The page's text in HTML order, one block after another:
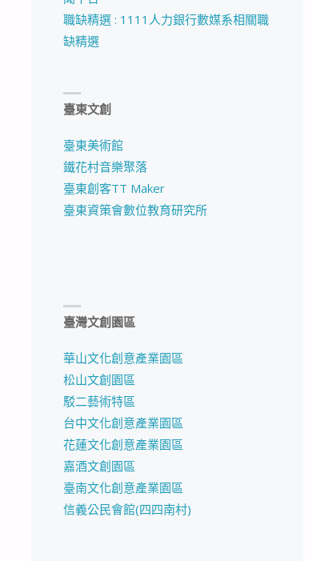
職缺精選 : 1111人力銀行數媒系相關職
缺精選
臺東文創
臺東美術館
鐵花村音樂聚落
臺東創客TT Maker
臺東資策會數位教育研究所
臺灣文創園區
華山文化創意產業園區
松山文創園區
駁二藝術特區
台中文化創意產業園區
花蓮文化創意產業園區
嘉酒文創園區
臺南文化創意產業園區
信義公民會館(四四南村)